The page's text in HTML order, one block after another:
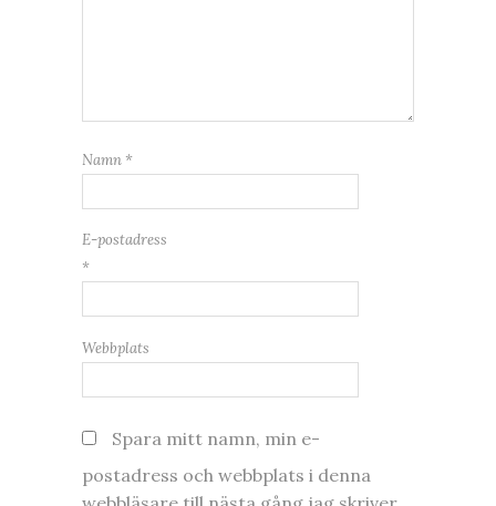
Namn *
E-postadress
*
Webbplats
Spara mitt namn, min e-
postadress och webbplats i denna